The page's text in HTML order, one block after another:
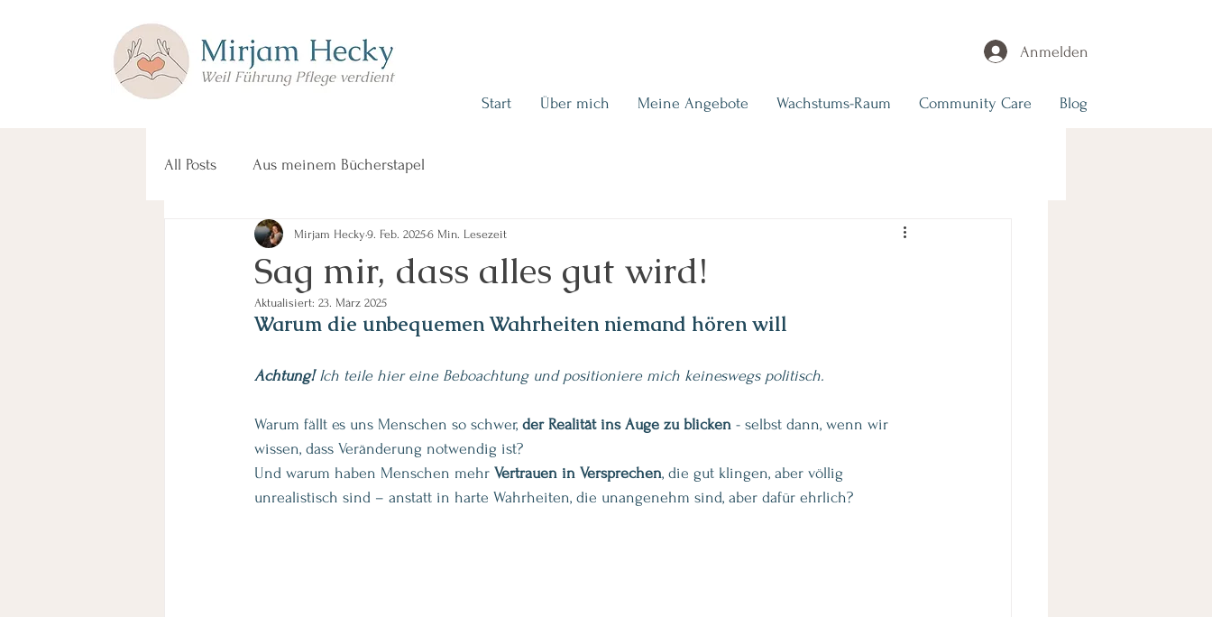
Anmelden
Start Über mich Meine Angebote Wachstums-Raum Community Care Blog
All Posts Aus meinem Bücherstapel
Sag mir, dass alles gut wird!
Mirjam Hecky 9. Feb. 20256 Min. Lesezeit
Aktualisiert: 23. März 2025
Warum die unbequemen Wahrheiten niemand hören will
Achtung! Ich teile hier eine Beboachtung und positioniere mich keineswegs politisch.
Warum fällt es uns Menschen so schwer, der Realität ins Auge zu blicken - selbst dann, wenn wir
wissen, dass Veränderung notwendig ist?
Und warum haben Menschen mehr Vertrauen in Versprechen, die gut klingen, aber völlig
unrealistisch sind – anstatt in harte Wahrheiten, die unangenehm sind, aber dafür ehrlich?